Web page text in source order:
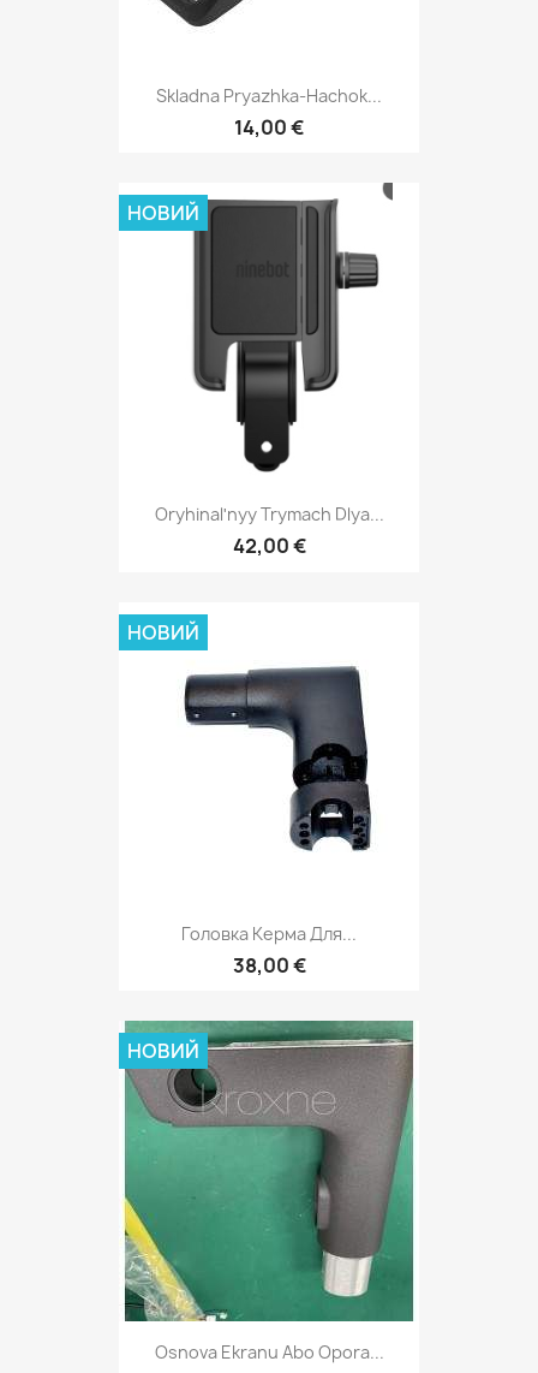
Skladna Pryazhka-Hachok...
14,00 €
Oryhinalʹnyy Trymach Dlya...
42,00 €
НОВИЙ
Головка Керма Для...
38,00 €
НОВИЙ
Osnova Ekranu Abo Opora...
НОВИЙ